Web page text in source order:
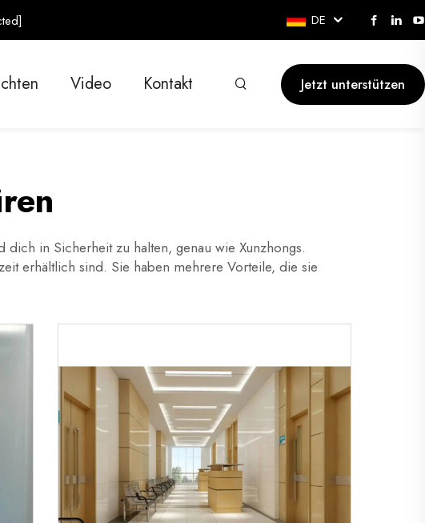
DE
Video Kontakt Jetzt unterstützen
in Sicherheit zu halten, genau wie Xunzhongs.
erhältlich sind. Sie haben mehrere Vorteile, die sie